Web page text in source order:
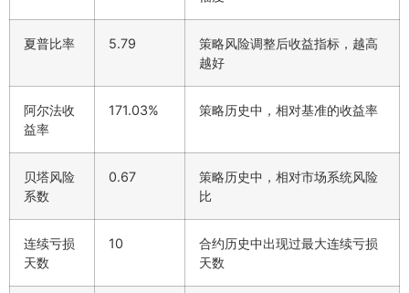
夏普比率 5.79
策略风险调整后收益指标，越高
越好
阿尔法收
益率
171.03% 策略历史中，相对基准的收益率
贝塔风险
系数
0.67
策略历史中，相对市场系统风险
比
连续亏损
天数
10
合约历史中出现过最大连续亏损
天数